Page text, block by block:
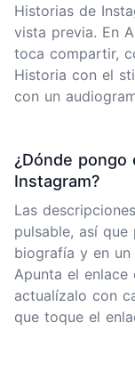
Historias de
vista previa. En
toca compartir,
Historia con el
con un
¿Dónde pongo
Instagram?
Las
pulsable, así
biografía y en
Apunta el
actualízalo con
que toque el